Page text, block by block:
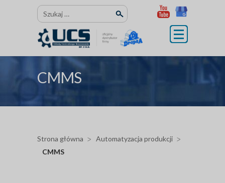
Szukaj:
CMMS
Strona główna
Automatyzacja produkcji
CMMS